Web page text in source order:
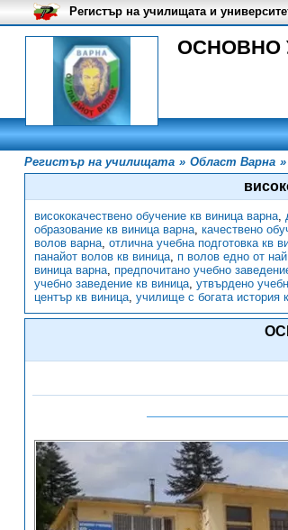
ОСНОВНО
Регистър на училищата и
Регистър на училищата » Област Варна »
висококачествено обучение кв виница варна,
образование кв виница варна, качествено
волов варна, отлична учебна подготовка кв
панайот волов кв виница, п волов едно от
виница варна, предпочитано учебно
учебно заведение кв виница, утвърдено
център кв виница, училище с богата история